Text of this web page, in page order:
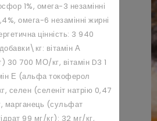
1%, омега-3 незамінні
омега-6 незамінні жирні
цінність: 3 940
вітамін А
30 700 МО/кг, вітамін D3 1
Е (альфа токоферол
селен (селеніт натрію 0,47
марганець (сульфат
99 мг/кг): 32 мг/кг,